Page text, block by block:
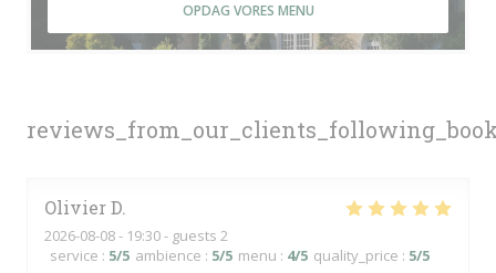
OlivierD
2026-08-08- 19:30 - guests 2
service : 5/5 ambience : 5/5 menu : 4/5 quality_price : 5/5
OPDAG VORES MENU